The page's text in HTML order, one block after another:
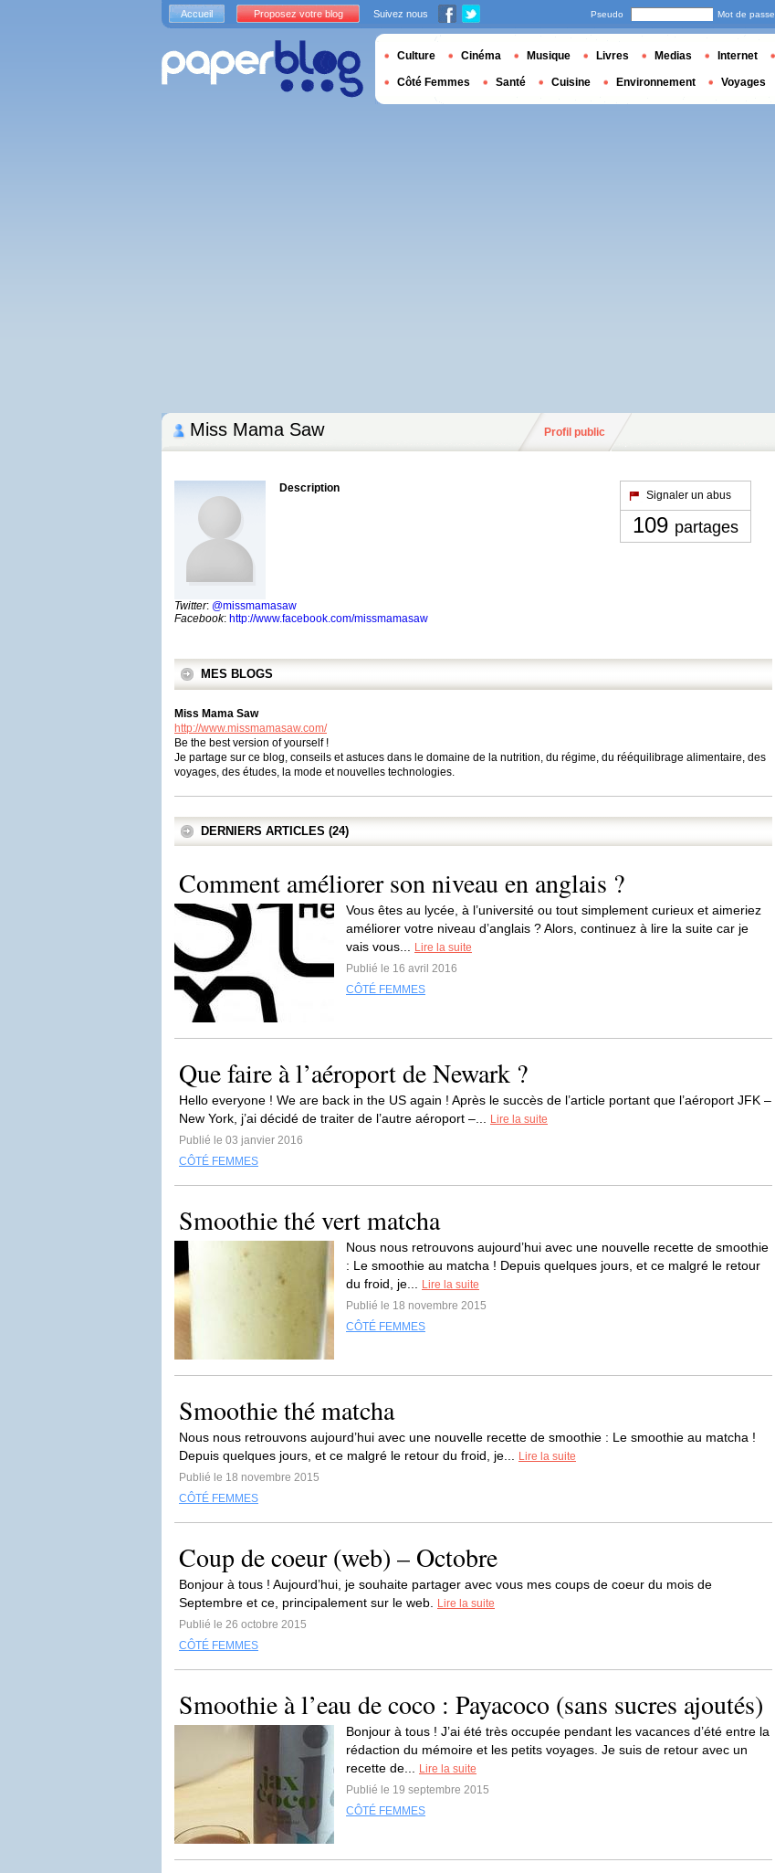
Miss Mama Saw Profil public
Description
Twitter: @missmamasaw
Facebook: http://www.facebook.com/missmamasaw
Signaler un abus
109 partages
MES BLOGS
Miss Mama Saw
http://www.missmamasaw.com/
Be the best version of yourself !
Je partage sur ce blog, conseils et astuces dans le domaine de la nutrition, du régime, du rééquilibrage alimentaire, des
voyages, des études, la mode et nouvelles technologies.
DERNIERS ARTICLES (24)
Comment améliorer son niveau en anglais ?
Vous êtes au lycée, à l’université ou tout simplement curieux et aimeriez
améliorer votre niveau d’anglais ? Alors, continuez à lire la suite car je
vais vous...
Lire la suite
Publié le 16 avril 2016
CÔTÉ FEMMES
Que faire à l’aéroport de Newark ?
Hello everyone ! We are back in the US again ! Après le succès de l’article portant que l’aéroport JFK –
New York, j’ai décidé de traiter de l’autre aéroport –...
Lire la suite
Publié le 03 janvier 2016
CÔTÉ FEMMES
Smoothie thé vert matcha
Nous nous retrouvons aujourd’hui avec une nouvelle recette de smoothie
: Le smoothie au matcha ! Depuis quelques jours, et ce malgré le retour
du froid, je...
Lire la suite
Publié le 18 novembre 2015
CÔTÉ FEMMES
Smoothie thé matcha
Nous nous retrouvons aujourd’hui avec une nouvelle recette de smoothie : Le smoothie au matcha !
Depuis quelques jours, et ce malgré le retour du froid, je...
Lire la suite
Publié le 18 novembre 2015
CÔTÉ FEMMES
Coup de coeur (web) – Octobre
Bonjour à tous ! Aujourd’hui, je souhaite partager avec vous mes coups de coeur du mois de
Septembre et ce, principalement sur le web.
Lire la suite
Publié le 26 octobre 2015
CÔTÉ FEMMES
Smoothie à l’eau de coco : Payacoco (sans sucres ajoutés)
Bonjour à tous ! J’ai été très occupée pendant les vacances d’été entre la
rédaction du mémoire et les petits voyages. Je suis de retour avec un
recette de...
Lire la suite
Publié le 19 septembre 2015
CÔTÉ FEMMES
Accueil Proposez votre blog Suivez nous Pseudo Mot de passe
Culture Cinéma Musique Livres Medias Internet
Côté Femmes Santé Cuisine Environnement Voyages